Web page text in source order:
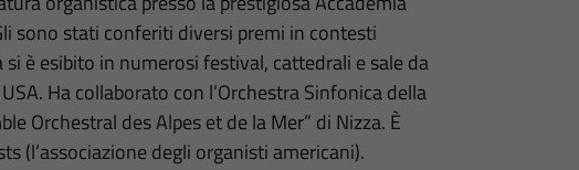
sono stati conferiti diversi premi in contesti
è esibito in numerosi festival, cattedrali e sale da
Ha collaborato con l’Orchestra Sinfonica della
Orchestral des Alpes et de la Mer” di Nizza. È
(l’associazione degli organisti americani).